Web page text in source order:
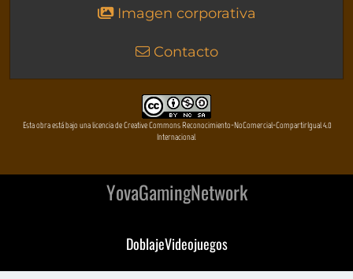
Imagen corporativa
Contacto
Esta obra está bajo una licencia de Creative Commons Reconocimiento-NoComercial-CompartirIgual 4.0
Internacional
YovaGamingNetwork
DoblajeVideojuegos